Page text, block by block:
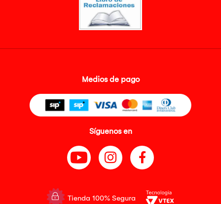
Medios de pago
Síguenos en
Tienda 100% Segura